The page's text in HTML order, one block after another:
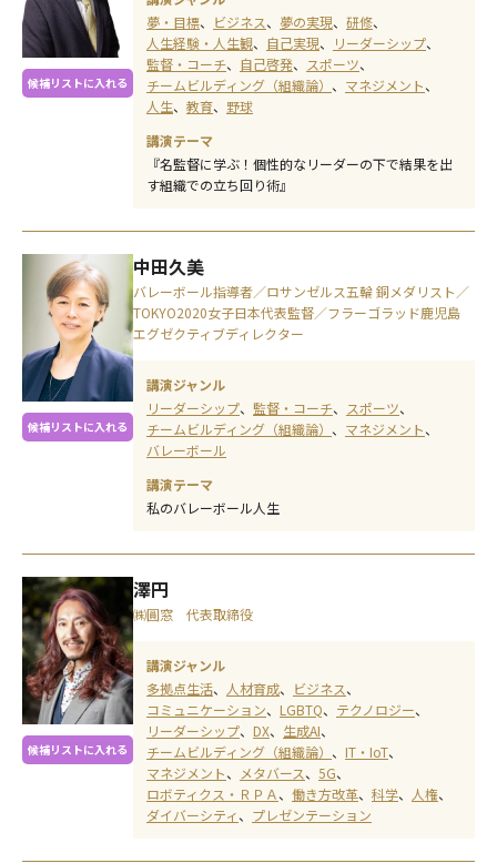
候補リストに入れる
夢・目標
ビジネス 夢の実現
研修
人生経験・人生観
自己実現
リーダーシップ
監督・コーチ
自己啓発
スポーツ
チームビルディング（組織論）
マネジメント
人生
教育
野球
講演テーマ
『名監督に学ぶ！個性的なリーダーの下で結果を出
す組織での立ち回り術』
候補リストに入れる
中田久美
バレーボール指導者／ロサンゼルス五輪 銅メダリスト／
TOKYO2020女子日本代表監督／フラーゴラッド鹿児島
エグゼクティブディレクター
講演ジャンル
リーダーシップ
監督・コーチ
スポーツ
チームビルディング（組織論）
マネジメント
バレーボール
講演テーマ
私のバレーボール人生
候補リストに入れる
澤円
㈱圓窓 代表取締役
講演ジャンル
多拠点生活
人材育成
ビジネス
コミュニケーション
LGBTQ
テクノロジー
リーダーシップ
DX
生成AI
チームビルディング（組織論）
IT・IoT
マネジメント
メタバース
5G
ロボティクス・ＲＰＡ
働き方改革 科学
人権
ダイバーシティ
プレゼンテーション